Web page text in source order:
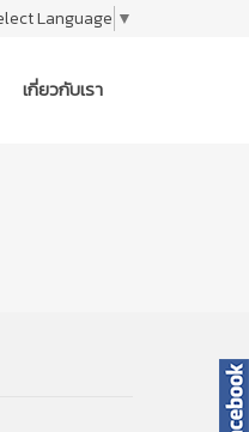
Language ▼
เกี่ยวกับเรา